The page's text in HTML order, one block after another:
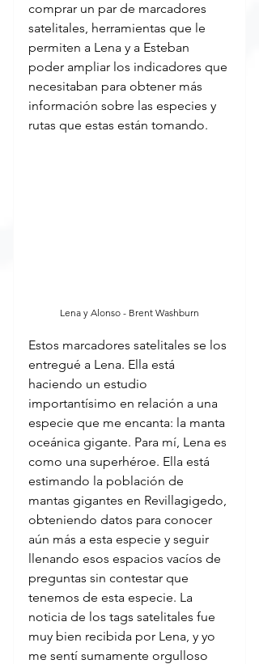
comprar un par de marcadores
satelitales, herramientas que le
permiten a Lena y a Esteban
poder ampliar los indicadores que
necesitaban para obtener más
información sobre las especies y
rutas que estas están tomando.
Lena y Alonso - Brent Washburn
Estos marcadores satelitales se los
entregué a Lena. Ella está
haciendo un estudio
importantísimo en relación a una
especie que me encanta: la manta
oceánica gigante. Para mí, Lena es
como una superhéroe. Ella está
estimando la población de
mantas gigantes en Revillagigedo,
obteniendo datos para conocer
aún más a esta especie y seguir
llenando esos espacios vacíos de
preguntas sin contestar que
tenemos de esta especie. La
noticia de los tags satelitales fue
muy bien recibida por Lena, y yo
me sentí sumamente orgulloso